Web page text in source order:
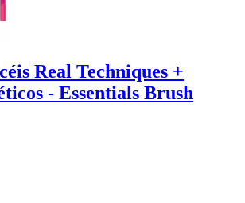
Real Techniques +
- Essentials Brush